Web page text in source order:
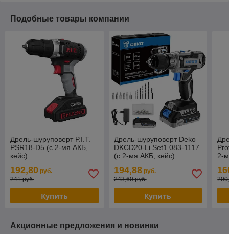
Подобные товары компании
Дрель-шуруповерт P.I.T.
PSR18-D5 (с 2-мя АКБ,
кейс)
192,80 руб.
241 руб.
Купить
Дрель-шуруповерт Deko
DKCD20-Li Set1 083-1117
(с 2-мя АКБ, кейс)
194,88руб.
243,60 руб.
Купить
2-
Акционные предложения и новинки